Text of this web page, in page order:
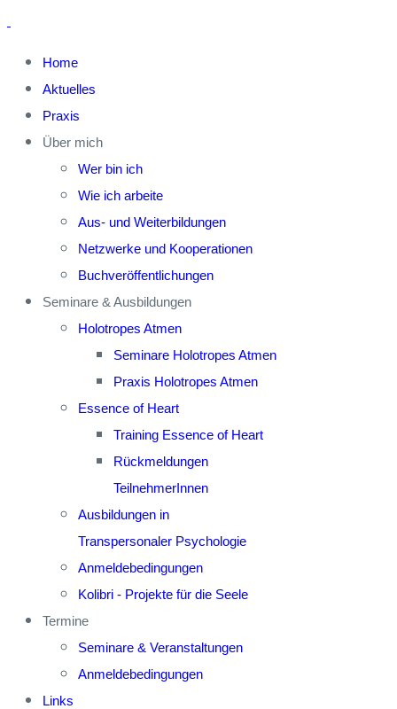
Home
Aktuelles
Praxis
Über mich
Wer bin ich
Wie ich arbeite
Aus- und Weiterbildungen
Netzwerke und Kooperationen
Buchveröffentlichungen
Seminare & Ausbildungen
Holotropes Atmen
Seminare Holotropes Atmen
Praxis Holotropes Atmen
Essence of Heart
Training Essence of Heart
Rückmeldungen
TeilnehmerInnen
Ausbildungen in
Transpersonaler Psychologie
Anmeldebedingungen
Kolibri - Projekte für die Seele
Termine
Seminare & Veranstaltungen
Anmeldebedingungen
Links